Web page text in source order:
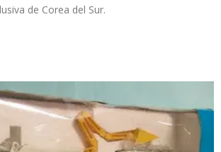
de Corea del Sur.